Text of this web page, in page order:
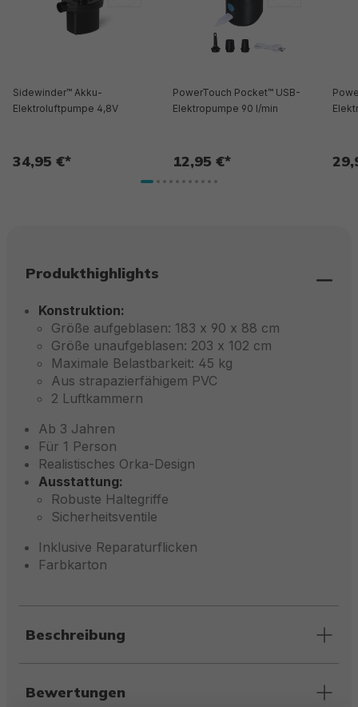
Sidewinder™ Akku-
Elektroluftpumpe 4,8V
34,95 €*
PowerTouch Pocket™ USB-
Elektropumpe 90 l/min
12,95 €*
Produkthighlights
Konstruktion:
Größe aufgeblasen: 183 x 90 x 88 cm
Größe unaufgeblasen: 203 x 102 cm
Maximale Belastbarkeit: 45 kg
Aus strapazierfähigem PVC
2 Luftkammern
Ab 3 Jahren
Für 1 Person
Realistisches Orka-Design
Ausstattung:
Robuste Haltegriffe
Sicherheitsventile
Inklusive Reparaturflicken
Farbkarton
Beschreibung
Bewertungen